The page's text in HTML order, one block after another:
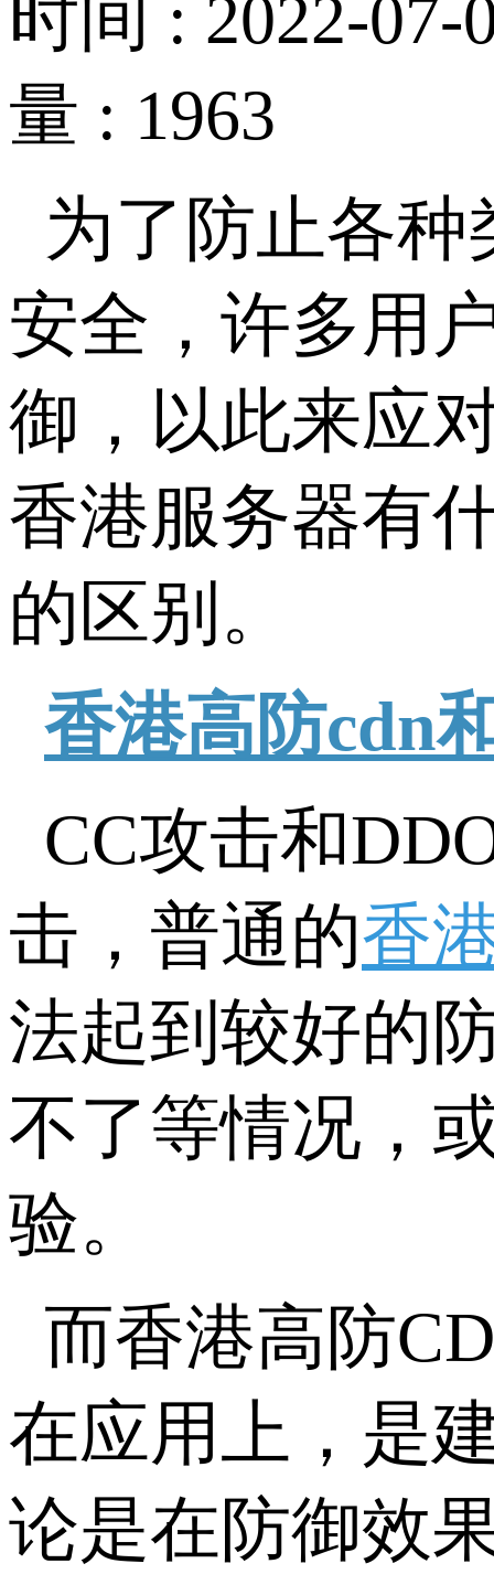
时间 : 2022-07-
量 : 1963
为了防止各
安全，许多用
御，以此来应
香港服务器有
的区别。
香港高防cdn
CC攻击和
击，普通的香
法起到较好的
不了等情况，
验。
而香港高防
在应用上，是
论是在防御效